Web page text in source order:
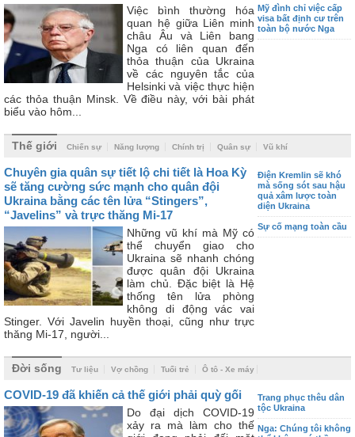
Việc bình thường hóa
quan hệ giữa Liên minh
châu Âu và Liên bang
Nga có liên quan đến
thỏa thuận của Ukraina
về các nguyên tắc của
Helsinki và việc thực hiện
các thỏa thuận Minsk. Về điều này, với bài phát
biểu vào hôm...
Mỹ đình chỉ việc cấp
visa bất định cư trên
toàn bộ nước Nga
Thế giới Chiến sự Năng lượng Chính trị Quân sự Vũ khí
Chuyên gia quân sự tiết lộ chi tiết là Hoa Kỳ
sẽ tăng cường sức mạnh cho quân đội
Ukraina bằng các tên lửa “Stingers”,
“Javelins” và trực thăng Mi-17
Những vũ khí mà Mỹ có
thể chuyển giao cho
Ukraina sẽ nhanh chóng
được quân đội Ukraina
làm chủ. Đặc biệt là Hệ
thống tên lửa phòng
không di động vác vai
Stinger. Với Javelin huyền thoại, cũng như trực
thăng Mi-17, người...
Điện Kremlin sẽ khó
mà sống sót sau hậu
quả xâm lược toàn
diện Ukraina
Sự cố mạng toàn cầu
Đời sống Tư liệu Vợ chồng Tuổi trẻ Ô tô - Xe máy
COVID-19 đã khiến cả thế giới phải quỳ gối
Do đại dịch COVID-19
xảy ra mà làm cho thế
Trang phục thêu dân
tộc Ukraina
Nga: Chúng tôi không